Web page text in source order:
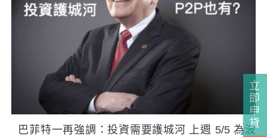
巴菲特一再強調：投資需要護城河 上週 5/5 為波
立
即
申
貸